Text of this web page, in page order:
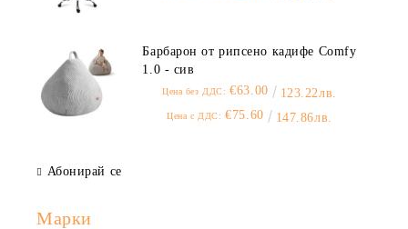
Барбарон от рипсено кадифе Comfy
1.0 - сив
Цена без ДДС: €63.00 123.22лв.
Цена с ДДС: €75.60 147.86лв.
Абонирай се
Марки